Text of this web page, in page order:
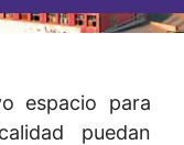
espacio para
puedan